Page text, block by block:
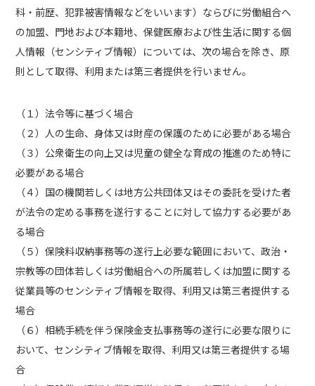
科・前歴、犯罪被害情報などをいいます）ならびに労働組合へ
の加盟、門地および本籍地、保健医療および性生活に関する個
人情報（センシティブ情報）については、次の場合を除き、原
則として取得、利用または第三者提供を行いません。
（１）法令等に基づく場合
（２）人の生命、身体又は財産の保護のために必要がある場合
（３）公衆衛生の向上又は児童の健全な育成の推進のため特に
必要がある場合
（４）国の機関若しくは地方公共団体又はその委託を受けた者
が法令の定める事務を遂行することに対して協力する必要があ
る場合
（５）保険料収納事務等の遂行上必要な範囲において、政治・
宗教等の団体若しくは労働組合への所属若しくは加盟に関する
従業員等のセンシティブ情報を取得、利用又は第三者提供する
場合
（６）相続手続を伴う保険金支払事務等の遂行に必要な限りに
おいて、センシティブ情報を取得、利用又は第三者提供する場
合